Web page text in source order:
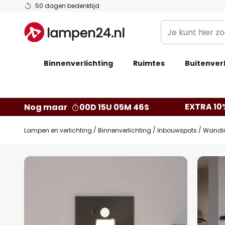
50 dagen bedenktijd
Ga
de
inhoud
Je
kunt
zoeken
webwinkel
Binnenverlichting Ruimtes
Nog maar 00D 15U 05M 45S EXTRA
Lampen en verlichting Binnenverlichting Inbouwspots
Ga